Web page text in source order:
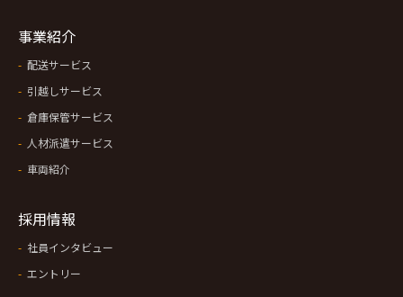
事業紹介
配送サービス
引越しサービス
倉庫保管サービス
人材派遣サービス
車両紹介
採用情報
社員インタビュー
エントリー